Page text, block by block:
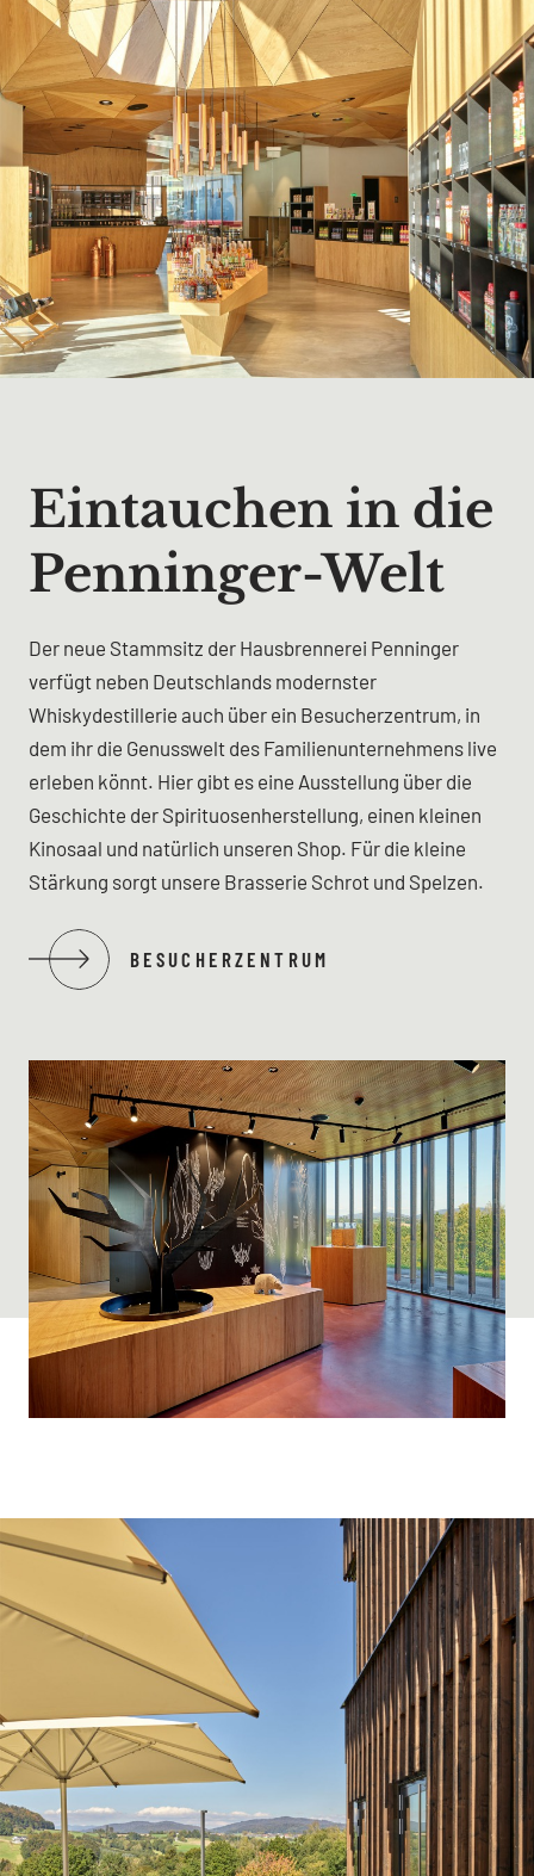
Eintauchen in die
Penninger-Welt
Der neue Stammsitz der Hausbrennerei Penninger
verfügt neben Deutschlands modernster
Whiskydestillerie auch über ein Besucherzentrum, in
dem ihr die Genusswelt des Familienunternehmens live
erleben könnt. Hier gibt es eine Ausstellung über die
Geschichte der Spirituosenherstellung, einen kleinen
Kinosaal und natürlich unseren Shop. Für die kleine
Stärkung sorgt unsere Brasserie Schrot und Spelzen.
BESUCHERZENTRUM